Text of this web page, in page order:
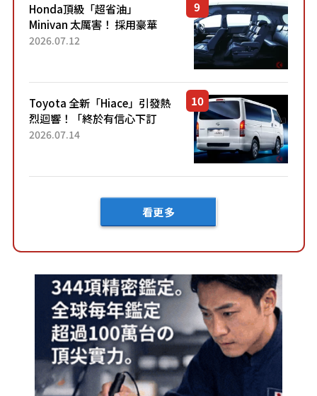
Honda頂級「超省油」
Minivan 太厲害！ 採用豪華
「真皮座椅」與專屬「黑色內
「三...
2026.07.12
Toyota 全新「Hiace」引發熱
烈迴響！「終於有信心下訂
了！」「哪個等級交車最
車？...
2026.07.14
看更多